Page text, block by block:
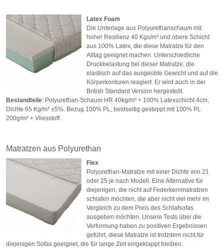
Latex Foam
Die Unterlage aus Polyurethanschaum mit
hoher Resilienz 40 Kgs/m³ und obere Schicht
aus 100% Latex, die diese Matratze für den
Alltag geeignet machen. Unterschiedliche
Druckbelastung bei dieser Matratze, die
elastisch auf das ausgeübte Gewicht und auf die
Körperkonturen reagiert. Er wird auch in der
British Standard Version hergestellt.
Bestandteile: Polyurethan-Schaum HR 40kg/m³ + 100% Latexschicht 4cm,
Dichte 65 Kg/m³ ±5%. Bezug 100% PL, beidseitig gesteppt mit 100% PL
200g/m² + Vliesstoff.
Matratzen aus Polyurethan
Flex
Polyurethan-Matratze mit einer Dichte von 21
oder 25 je nach Modell. Eine Alternative für
diejenigen, die nicht auf Federkernmatratzen
schlafen möchten, die aber nicht viel mehr im
Vergleich zu dem Preis des Schlafsofas
ausgeben möchten. Unsere Tests über die
Verformung haben zu positiven Ergebnissen
geführt, diese Matratze ist trotzdem nicht für
diejenigen Sofas geeignet, die für lange Zeit eingeklappt bleiben.